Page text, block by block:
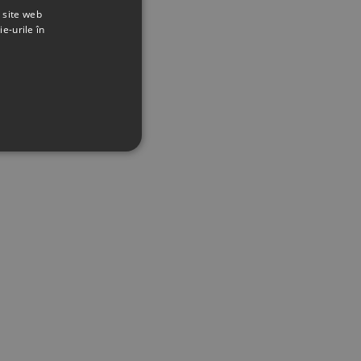
web
urile în